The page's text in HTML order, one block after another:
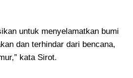
untuk menyelamatkan bumi
dan terhindar dari bencana,
kata Sirot.